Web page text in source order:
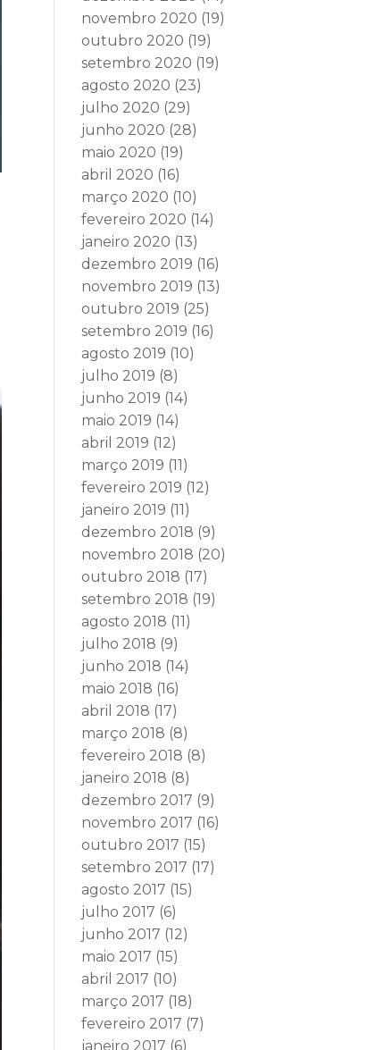
novembro 2020 (19)
outubro 2020 (19)
setembro 2020 (19)
agosto 2020 (23)
julho 2020 (29)
junho 2020 (28)
maio 2020 (19)
abril 2020 (16)
março 2020 (10)
fevereiro 2020 (14)
janeiro 2020 (13)
dezembro 2019 (16)
novembro 2019 (13)
outubro 2019 (25)
setembro 2019 (16)
agosto 2019 (10)
julho 2019 (8)
junho 2019 (14)
maio 2019 (14)
abril 2019 (12)
março 2019 (11)
fevereiro 2019 (12)
janeiro 2019 (11)
dezembro 2018 (9)
novembro 2018 (20)
outubro 2018 (17)
setembro 2018 (19)
agosto 2018 (11)
julho 2018 (9)
junho 2018 (14)
maio 2018 (16)
abril 2018 (17)
março 2018 (8)
fevereiro 2018 (8)
janeiro 2018 (8)
dezembro 2017 (9)
novembro 2017 (16)
outubro 2017 (15)
setembro 2017 (17)
agosto 2017 (15)
julho 2017 (6)
junho 2017 (12)
maio 2017 (15)
abril 2017 (10)
março 2017 (18)
fevereiro 2017 (7)
janeiro 2017 (6)